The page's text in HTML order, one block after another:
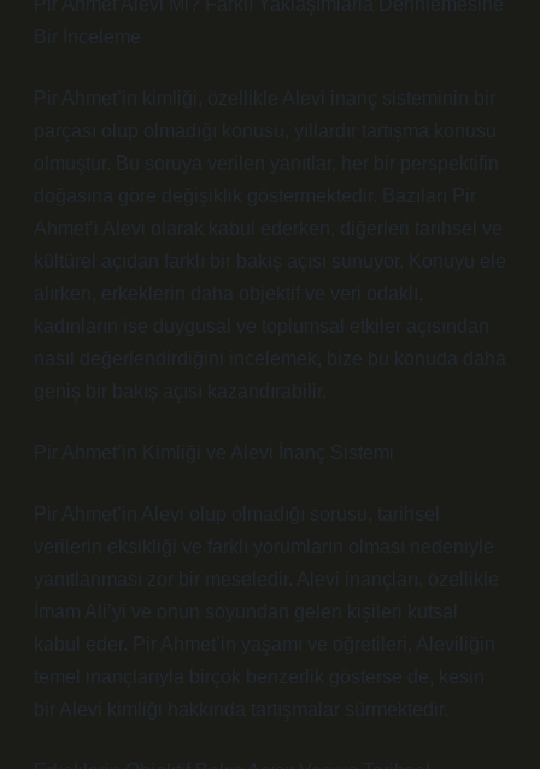
Pir Ahmet Alevi Mi? Farklı Yaklaşımlarla Derinlemesine
Bir İnceleme
Pir Ahmet’in kimliği, özellikle Alevi inanç sisteminin bir
parçası olup olmadığı konusu, yıllardır tartışma konusu
olmuştur. Bu soruya verilen yanıtlar, her bir perspektifin
doğasına göre değişiklik göstermektedir. Bazıları Pir
Ahmet’i Alevi olarak kabul ederken, diğerleri tarihsel ve
kültürel açıdan farklı bir bakış açısı sunuyor. Konuyu ele
alırken, erkeklerin daha objektif ve veri odaklı,
kadınların ise duygusal ve toplumsal etkiler açısından
nasıl değerlendirdiğini incelemek, bize bu konuda daha
geniş bir bakış açısı kazandırabilir.
Pir Ahmet’in Kimliği ve Alevi İnanç Sistemi
Pir Ahmet’in Alevi olup olmadığı sorusu, tarihsel
verilerin eksikliği ve farklı yorumların olması nedeniyle
yanıtlanması zor bir meseledir. Alevi inançları, özellikle
İmam Ali’yi ve onun soyundan gelen kişileri kutsal
kabul eder. Pir Ahmet’in yaşamı ve öğretileri, Aleviliğin
temel inançlarıyla birçok benzerlik gösterse de, kesin
bir Alevi kimliği hakkında tartışmalar sürmektedir.